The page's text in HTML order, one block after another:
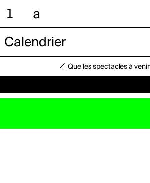
l a
Calendrier
Que les spectacles à venir